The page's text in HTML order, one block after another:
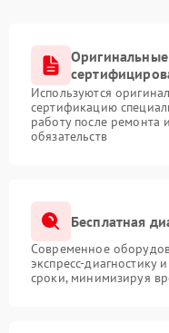
Оригинальные
Используются
сертификацию
работу после ремонта
обязательств
Бесплатная
Современное
экспресс-диагностику
сроки, минимизируя